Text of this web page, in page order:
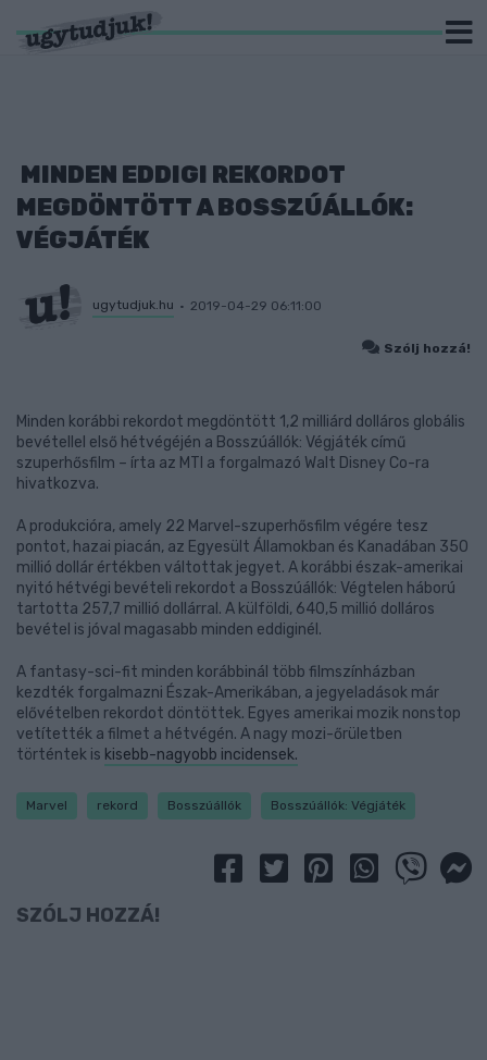
MINDEN EDDIGI REKORDOT
MEGDÖNTÖTT A BOSSZÚÁLLÓK:
VÉGJÁTÉK
ugytudjuk.hu 2019-04-29 06:11:00
Szólj hozzá!
Minden korábbi rekordot megdöntött 1,2 milliárd dolláros globális
bevétellel első hétvégéjén a Bosszúállók: Végjáték című
szuperhősfilm – írta az MTI a forgalmazó Walt Disney Co-ra
hivatkozva.
A produkcióra, amely 22 Marvel-szuperhősfilm végére tesz
pontot, hazai piacán, az Egyesült Államokban és Kanadában 350
millió dollár értékben váltottak jegyet. A korábbi észak-amerikai
nyitó hétvégi bevételi rekordot a Bosszúállók: Végtelen háború
tartotta 257,7 millió dollárral. A külföldi, 640,5 millió dolláros
bevétel is jóval magasabb minden eddiginél.
A fantasy-sci-fit minden korábbinál több filmszínházban
kezdték forgalmazni Észak-Amerikában, a jegyeladások már
elővételben rekordot döntöttek. Egyes amerikai mozik nonstop
vetítették a filmet a hétvégén. A nagy mozi-őrületben
történtek is kisebb-nagyobb incidensek.
Marvel rekord Bosszúállók Bosszúállók: Végjáték
SZÓLJ HOZZÁ!